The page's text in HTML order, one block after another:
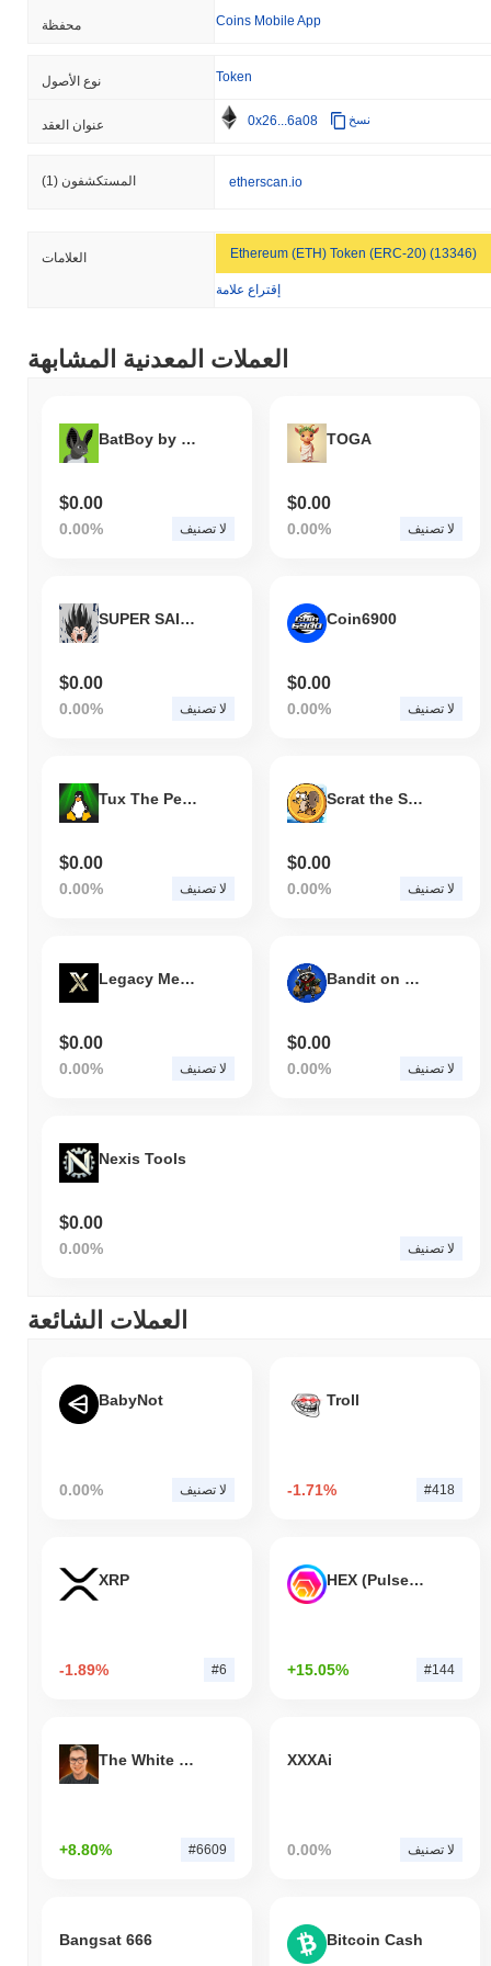
محفظة Coins Mobile App
نوع الأصول Token
عنوان العقد 0x26...6a08 نسخ
المستكشفون (1) etherscan.io
العلامات Ethereum (ETH) Token (ERC-20) (13346)
إقتراع علامة
العملات المعدنية المشابهة
BatBoy by Matt Furie
$0.00
0.00% لا تصنيف
TOGA
$0.00
0.00% لا تصنيف
SUPER SAIYAN
$0.00
0.00% لا تصنيف
Coin6900
$0.00
0.00% لا تصنيف
Tux The Penguin
$0.00
0.00% لا تصنيف
Scrat the Squirrel
$0.00
0.00% لا تصنيف
Legacy Media Killer
$0.00
0.00% لا تصنيف
Bandit on Base
$0.00
0.00% لا تصنيف
Nexis Tools
$0.00
0.00% لا تصنيف
العملات الشائعة
BabyNot
0.00% لا تصنيف
Troll
-1.71% #418
XRP
-1.89% #6
HEX (Pulsechain)
+15.05% #144
The White Bull
+8.80% #6609
XXXAi
0.00% لا تصنيف
Bangsat 666 Bitcoin Cash